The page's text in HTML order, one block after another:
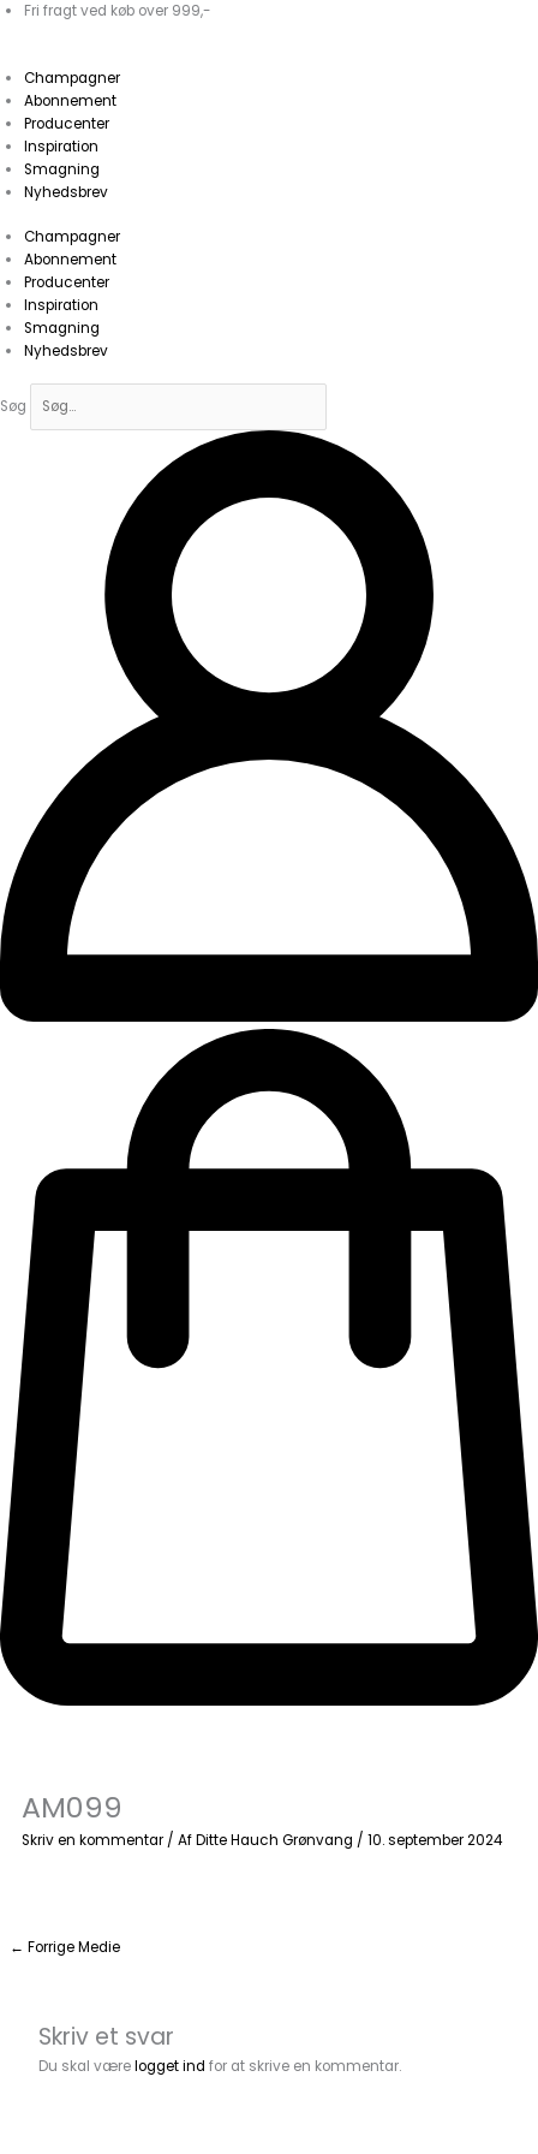
Gå
Fri fragt ved køb over 999,-
Champagner
Abonnement
Producenter
Inspiration
Smagning
Nyhedsbrev
Champagner
Abonnement
Producenter
Inspiration
Smagning
Nyhedsbrev
Søg
AM099
Skriv en kommentar / AfDitte Hauch Grønvang /10. september 2024
← Forrige Medie
Skriv et svar
Du skal værelogget ind for at skrive en kommentar.